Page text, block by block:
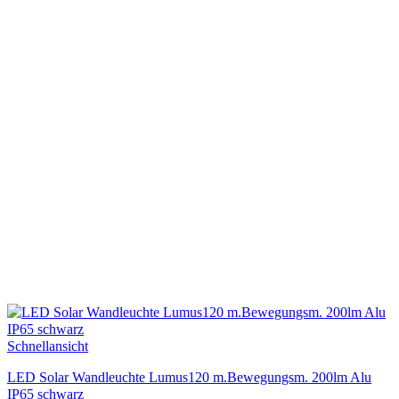
Schnellansicht
LED Solar Wandleuchte Lumus120 m.Bewegungsm. 200lm Alu
IP65 schwarz